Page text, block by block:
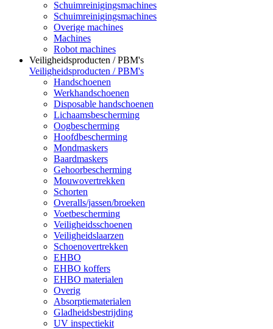
Schuimreinigingsmachines
Schuimreinigingsmachines
Overige machines
Machines
Robot machines
Veiligheidsproducten / PBM's
Veiligheidsproducten / PBM's
Handschoenen
Werkhandschoenen
Disposable handschoenen
Lichaamsbescherming
Oogbescherming
Hoofdbescherming
Mondmaskers
Baardmaskers
Gehoorbescherming
Mouwovertrekken
Schorten
Overalls/jassen/broeken
Voetbescherming
Veiligheidsschoenen
Veiligheidslaarzen
Schoenovertrekken
EHBO
EHBO koffers
EHBO materialen
Overig
Absorptiematerialen
Gladheidsbestrijding
UV inspectiekit